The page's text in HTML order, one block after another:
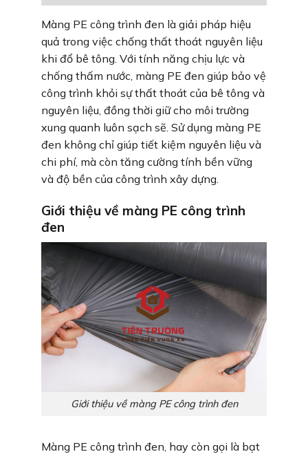
Màng PE công trình đen là giải pháp hiệu
quả trong việc chống thất thoát nguyên liệu
khi đổ bê tông. Với tính năng chịu lực và
chống thấm nước, màng PE đen giúp bảo vệ
công trình khỏi sự thất thoát của bê tông và
nguyên liệu, đồng thời giữ cho môi trường
xung quanh luôn sạch sẽ. Sử dụng màng PE
đen không chỉ giúp tiết kiệm nguyên liệu và
chi phí, mà còn tăng cường tính bền vững
và độ bền của công trình xây dựng.
Giới thiệu về màng PE công trình
đen
Giới thiệu về màng PE công trình đen
Màng PE công trình đen, hay còn gọi là bạt